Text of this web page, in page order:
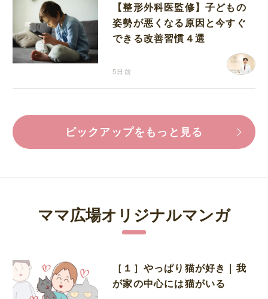
【整形外科医監修】子どもの
姿勢が悪くなる原因と今すぐ
できる改善習慣４選
5日前
ピックアップをもっと見る
ママ広場オリジナルマンガ
［１］やっぱり猫が好き｜我
が家の中心には猫がいる